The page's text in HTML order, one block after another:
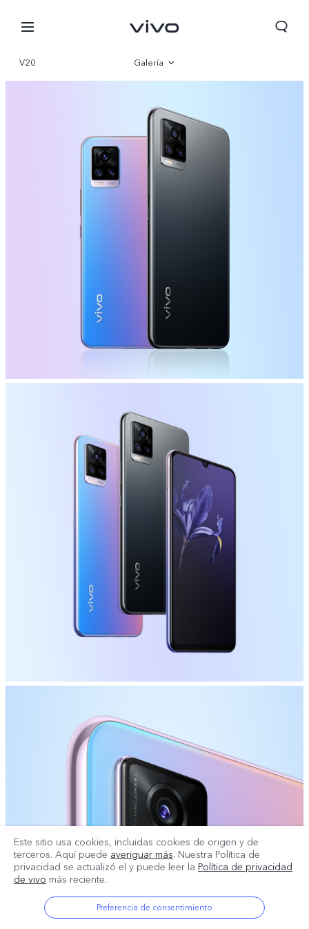
V20 Galería
Especificaciones
Este sitio usa cookies, incluidas cookies de origen y de
terceros. Aquí puede averiguar más. Nuestra Política de
privacidad se actualizó el y puede leer la Política de privacidad
de vivo más reciente.
Preferencia de consentimiento